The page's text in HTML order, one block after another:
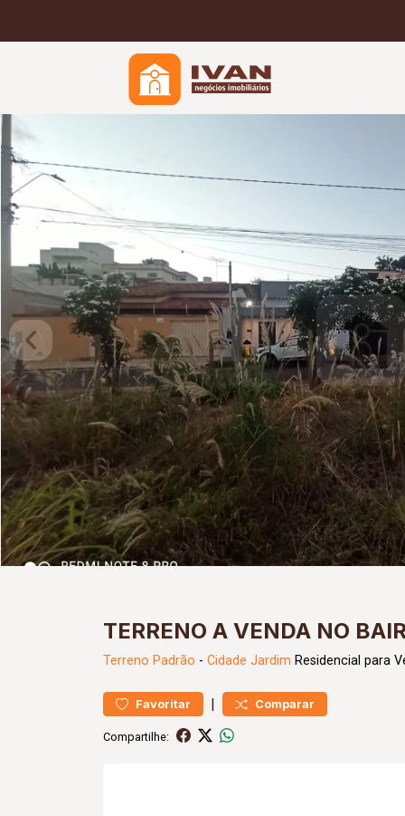
TERRENO A VENDA NO
Terreno Padrão - Cidade Jardim Residencial para
Favoritar | Comparar
Compartilhe: